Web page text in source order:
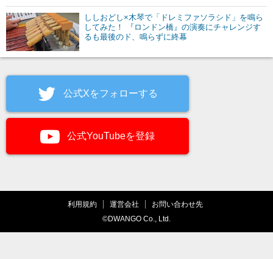
ししおどし×木琴で「ドレミファソラシド」を鳴ら
してみた！ 『ロンドン橋』の演奏にチャレンジす
るも最後のド、鳴らずに終幕
公式Xをフォローする
公式YouTubeを登録
利用規約 運営会社
お問い合わせ先
©DWANGO Co., Ltd.